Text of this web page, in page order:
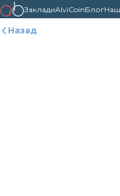
ЗакладиAlviCoinБлог
Назад